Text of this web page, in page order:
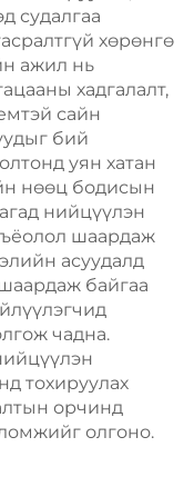
судалгаа
хөрөнгө
ажил нь
хадгалалт,
сайн
бий
уян хатан
нөөц бодисын
нийцүүлэн
шаардаж
асуудалд
байгаа
чадна.
тохируулах
орчинд
олгоно.